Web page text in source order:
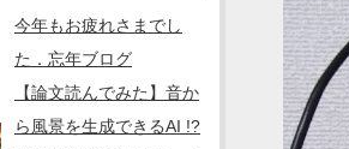
今年もお疲れさまでし
た．忘年ブログ
【論文読んでみた】音か
ら風景を生成できるAI !?